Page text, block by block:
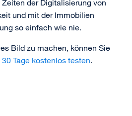
der Digitalisierung von
und mit der Immobilien
so einfach wie nie.
Bild zu machen, können Sie
Tage kostenlos testen